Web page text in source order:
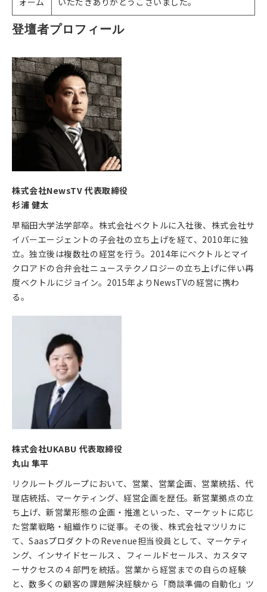
登壇者プロフィール
株式会社NewsTV 代表取締役
杉浦 健太
早稲田大学法学部卒。株式会社ベクトルに入社後、株式会社サ
イバーエージェントの子会社の立ち上げを経て、2010年に独
立。独立後は複数社の経営を行う。2014年にベクトルとマイ
クロアドの合弁会社ニューステクノロジーの立ち上げに伴い再
度ベクトルにジョイン。2015年よりNewsTVの経営に携わ
る。
株式会社UKABU 代表取締役
丸山 隼平
リクルートグループにおいて、営業、営業企画、営業統括、代
理店統括、マーケティング、経営企画を歴任。新営業拠点の立
ち上げ、新営業形態の企画・推進といった、マーケットに応じ
た営業戦略・組織作りに従事。その後、株式会社マツリカに
て、SaasプロダクトのRevenue担当役員として、マーケティ
ング、インサイドセールス 、フィールドセールス、カスタマ
ーサクセスの４部門を統括。営業から経営までの自らの経験
と、数多くの顧客の課題解決経験から「商談準備の自動化」ツ